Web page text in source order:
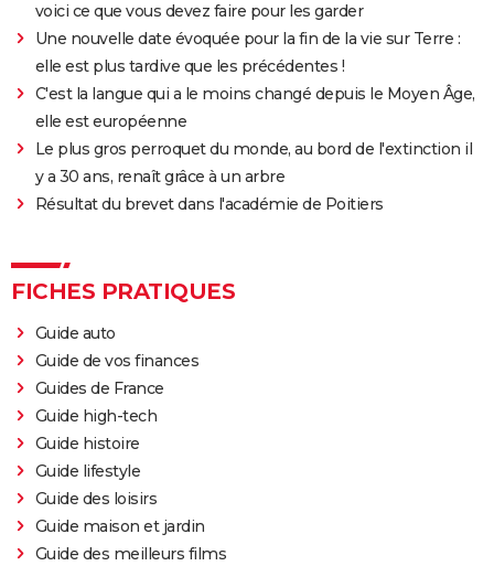
voici ce que vous devez faire pour les garder
Une nouvelle date évoquée pour la fin de la vie sur Terre :
elle est plus tardive que les précédentes !
C'est la langue qui a le moins changé depuis le Moyen Âge,
elle est européenne
Le plus gros perroquet du monde, au bord de l'extinction il
y a 30 ans, renaît grâce à un arbre
Résultat du brevet dans l'académie de Poitiers
FICHES PRATIQUES
Guide auto
Guide de vos finances
Guides de France
Guide high-tech
Guide histoire
Guide lifestyle
Guide des loisirs
Guide maison et jardin
Guide des meilleurs films